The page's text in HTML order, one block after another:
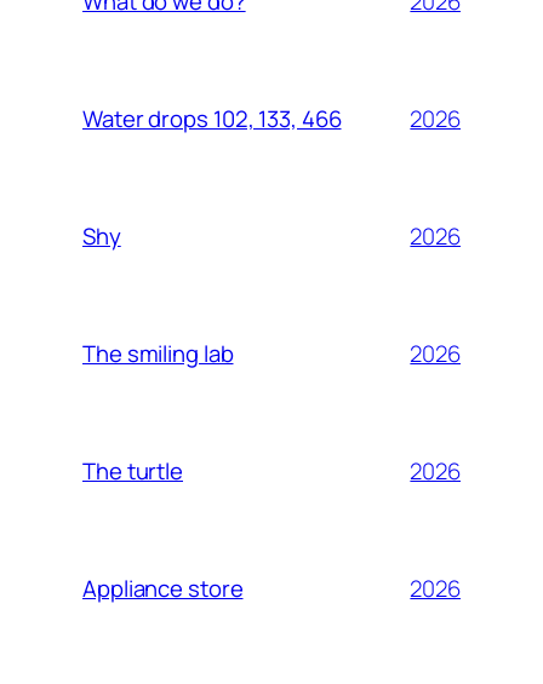
Water drops 102, 133, 466 2026
Shy 2026
The smiling lab 2026
The turtle 2026
Appliance store 2026